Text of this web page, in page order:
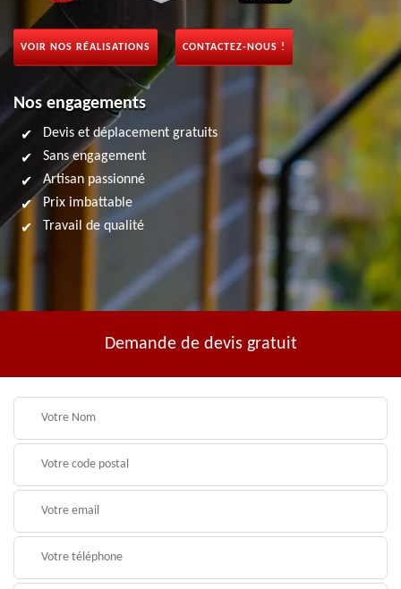
VOIR NOS RÉALISATIONS CONTACTEZ-NOUS !
Nos engagements
Devis et déplacement gratuits
Sans engagement
Artisan passionné
Prix imbattable
Travail de qualité
Demande de devis gratuit